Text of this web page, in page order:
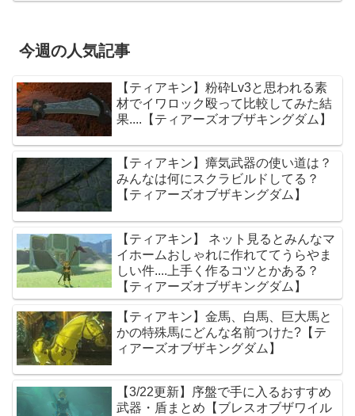
今週の人気記事
【ティアキン】粉砕Lv3と思われる素
材でイワロック殴って比較してみた結
果....【ティアーズオブザキングダム】
【ティアキン】瘴気武器の使い道は？
みんなは何にスクラビルドしてる？
【ティアーズオブザキングダム】
【ティアキン】 ネット見るとみんなマ
イホームおしゃれに作れててうらやま
しい件....上手く作るコツとかある？
【ティアーズオブザキングダム】
【ティアキン】金馬、白馬、巨大馬と
かの特殊馬にどんな名前つけた?【テ
ィアーズオブザキングダム】
【3/22更新】序盤で手に入るおすすめ
武器・盾まとめ【ブレスオブザワイル